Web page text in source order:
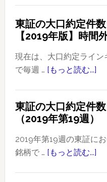
東証の大口約定件
【2019年版】時間
現在は、大口約定ライ
で毎週 … [もっと読む...]
の
口
件
東証の大口約定件
（2019年第19週）
2019年第19週の東証に
銘柄で … [もっと読む...]